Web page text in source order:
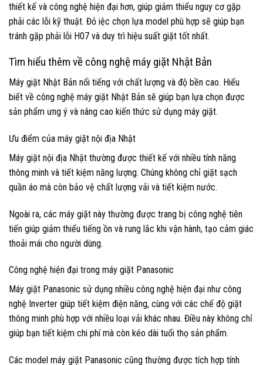
thiết kế và công nghệ hiện đại hơn, giúp giảm thiểu nguy cơ gặp
phải các lỗi kỹ thuật. Đỏ iệc chọn lựa model phù hợp sẽ giúp bạn
tránh gặp phải lỗi H07 và duy trì hiệu suất giặt tốt nhất.
Tìm hiểu thêm về công nghệ máy giặt Nhật Bản
Máy giặt Nhật Bản nổi tiếng với chất lượng và độ bền cao. Hiểu
biết về công nghệ máy giặt Nhật Bản sẽ giúp bạn lựa chọn được
sản phẩm ưng ý và nâng cao kiến thức sử dụng máy giặt.
Ưu điểm của máy giặt nội địa Nhật
Máy giặt nội địa Nhật thường được thiết kế với nhiều tính năng
thông minh và tiết kiệm năng lượng. Chúng không chỉ giặt sạch
quần áo mà còn bảo vệ chất lượng vải và tiết kiệm nước.
Ngoài ra, các máy giặt này thường được trang bị công nghệ tiên
tiến giúp giảm thiểu tiếng ồn và rung lắc khi vận hành, tạo cảm giác
thoải mái cho người dùng.
Công nghệ hiện đại trong máy giặt Panasonic
Máy giặt Panasonic sử dụng nhiều công nghệ hiện đại như công
nghệ Inverter giúp tiết kiệm điện năng, cùng với các chế độ giặt
thông minh phù hợp với nhiều loại vải khác nhau. Điều này không chỉ
giúp bạn tiết kiệm chi phí mà còn kéo dài tuổi thọ sản phẩm.
Các model máy giặt Panasonic cũng thường được tích hợp tính